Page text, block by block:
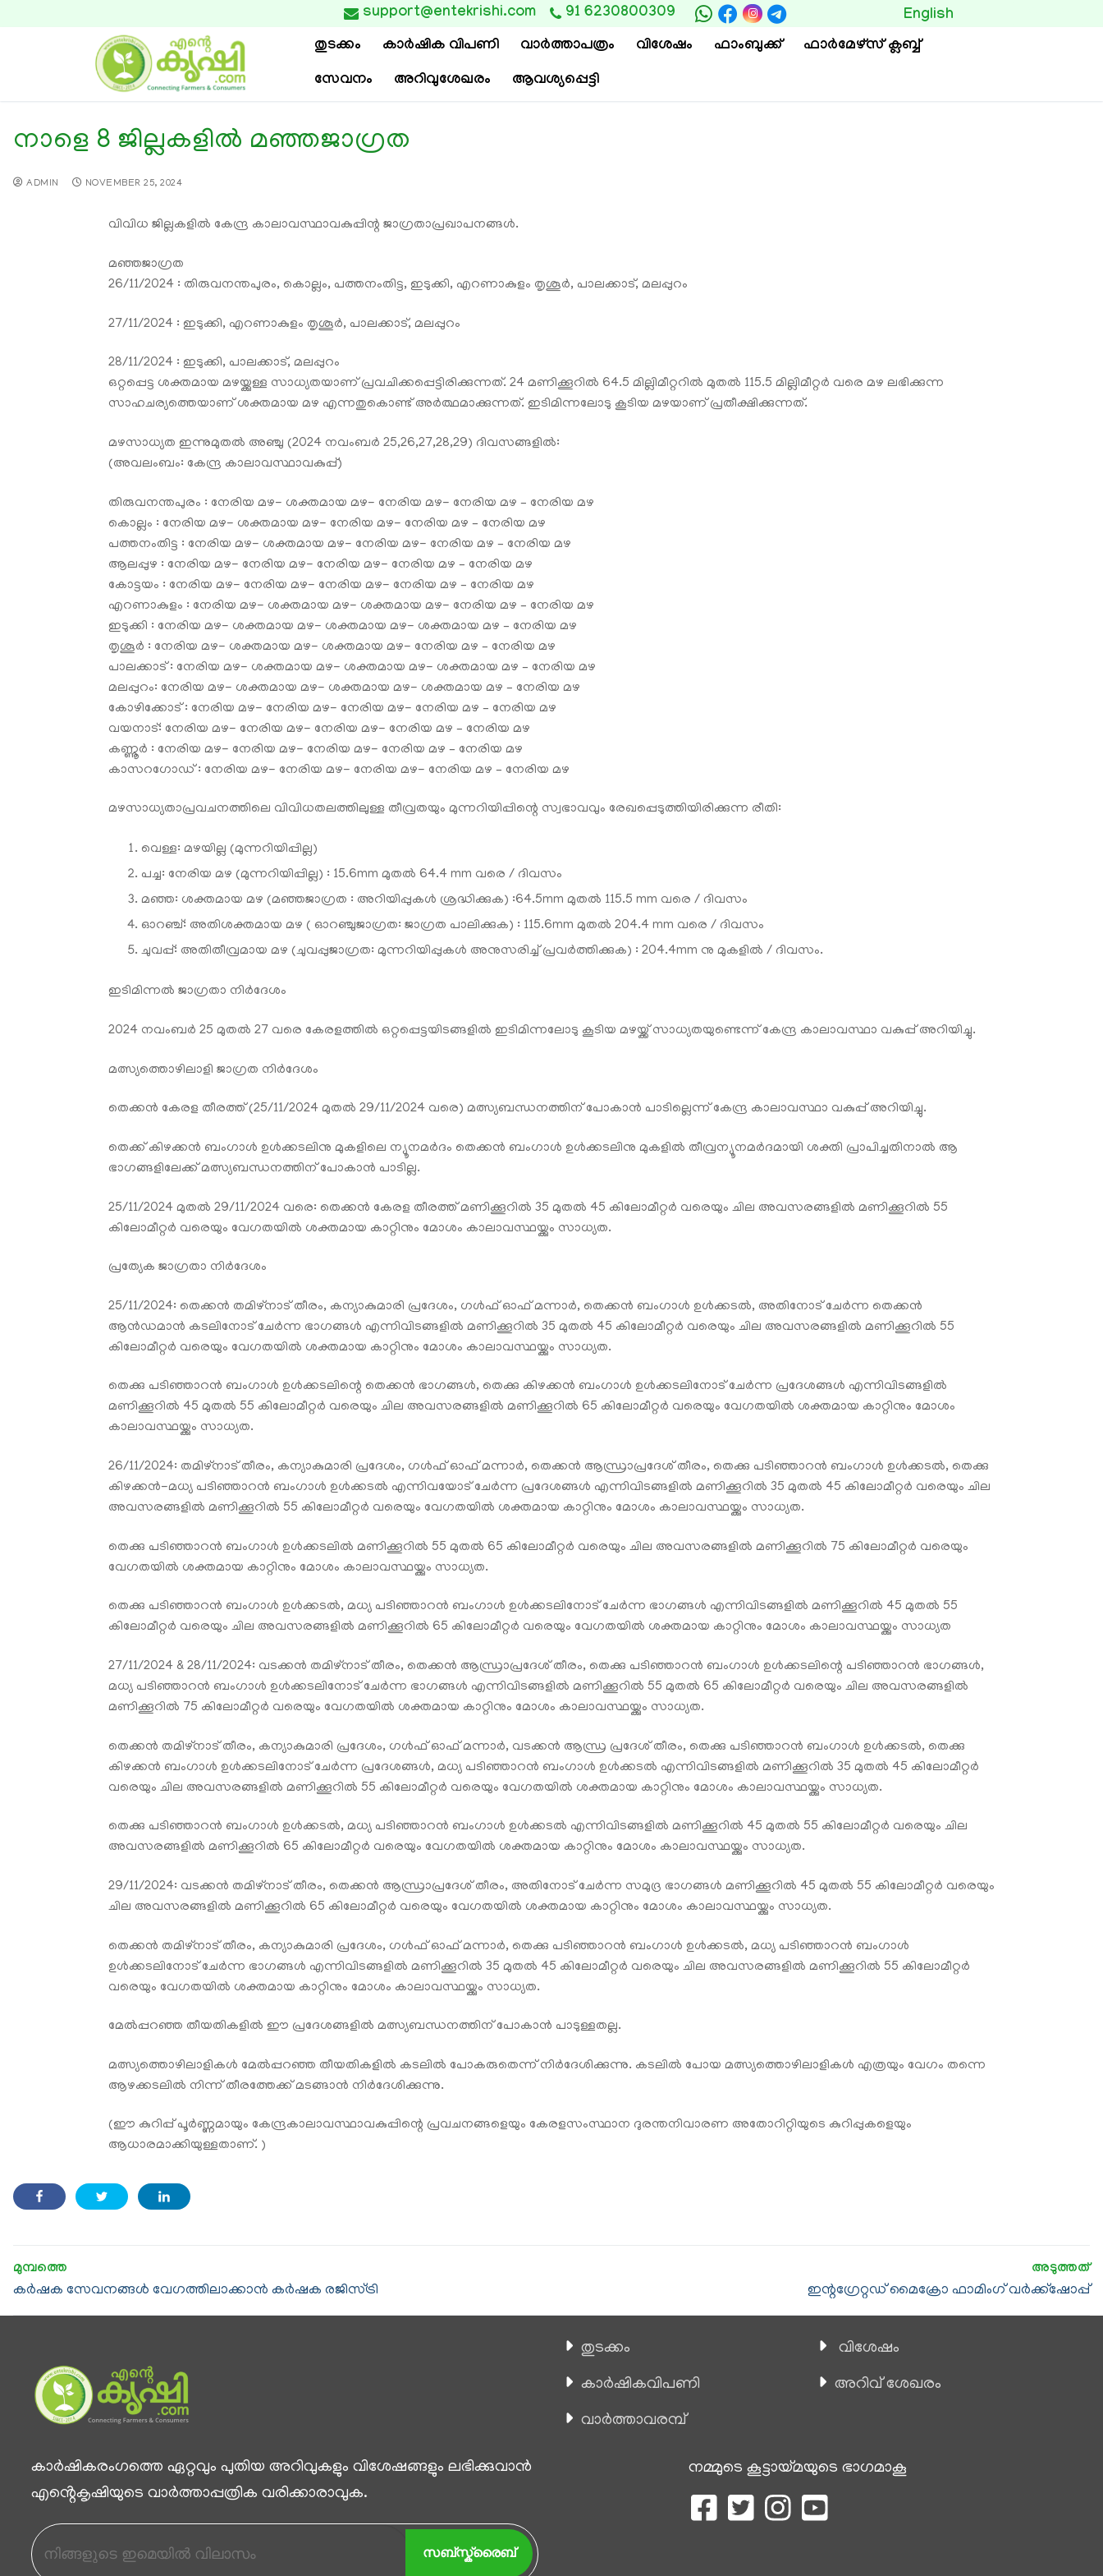
 support@entekrishi.com 91 6230800309
തുടക്കം കാര്‍ഷിക വിപണി വാ‍ർത്താപത്രം വിശേഷം ഫാംബുക്ക്
ഫാര്‍മേഴ്സ് ക്ലബ്ബ്
സേവനം
അറിവുശേഖരം ആവശ്യപ്പെട്ടി
English
നാളെ 8 ജില്ലകളിൽ മഞ്ഞജാഗ്രത
ADMIN NOVEMBER 25, 2024
വിവിധ ജില്ലകളിൽ കേന്ദ്ര കാലാവസ്ഥാവകുപ്പിന്റ ജാഗ്രതാപ്രഖാപനങ്ങള്‍.
മഞ്ഞജാഗ്രത
26/11/2024 : തിരുവനന്തപുരം, കൊല്ലം, പത്തനംതിട്ട, ഇടുക്കി, എറണാകുളം തൃശൂർ, പാലക്കാട്, മലപ്പുറം
27/11/2024 : ഇടുക്കി, എറണാകുളം തൃശൂർ, പാലക്കാട്, മലപ്പുറം
28/11/2024 : ഇടുക്കി, പാലക്കാട്, മലപ്പുറം
ഒറ്റപ്പെട്ട ശക്തമായ മഴയ്ക്കുള്ള സാധ്യതയാണ് പ്രവചിക്കപ്പെട്ടിരിക്കുന്നത്. 24 മണിക്കൂറിൽ 64.5 മില്ലിമീറ്ററിൽ മുതൽ 115.5 മില്ലിമീറ്റർ വരെ മഴ ലഭിക്കുന്ന
സാഹചര്യത്തെയാണ് ശക്തമായ മഴ എന്നതുകൊണ്ട് അർത്ഥമാക്കുന്നത്. ഇടിമിന്നലോടു കൂടിയ മഴയാണ് പ്രതീക്ഷിക്കുന്നത്.
മഴസാധ്യത ഇന്നുമുതല്‍ അഞ്ചു (2024 നവംബർ 25,26,27,28,29) ദിവസങ്ങളില്‍:
(അവലംബം: കേന്ദ്ര കാലാവസ്ഥാവകുപ്പ്)
തിരുവനന്തപുരം : നേരിയ മഴ- ശക്തമായ മഴ- നേരിയ മഴ- നേരിയ മഴ – നേരിയ മഴ
കൊല്ലം : നേരിയ മഴ- ശക്തമായ മഴ- നേരിയ മഴ- നേരിയ മഴ – നേരിയ മഴ
പത്തനംതിട്ട : നേരിയ മഴ- ശക്തമായ മഴ- നേരിയ മഴ- നേരിയ മഴ – നേരിയ മഴ
ആലപ്പുഴ : നേരിയ മഴ- നേരിയ മഴ- നേരിയ മഴ- നേരിയ മഴ – നേരിയ മഴ
കോട്ടയം : നേരിയ മഴ- നേരിയ മഴ- നേരിയ മഴ- നേരിയ മഴ – നേരിയ മഴ
എറണാകുളം : നേരിയ മഴ- ശക്തമായ മഴ- ശക്തമായ മഴ- നേരിയ മഴ – നേരിയ മഴ
ഇടുക്കി : നേരിയ മഴ- ശക്തമായ മഴ- ശക്തമായ മഴ- ശക്തമായ മഴ – നേരിയ മഴ
തൃശൂര്‍ : നേരിയ മഴ- ശക്തമായ മഴ- ശക്തമായ മഴ- നേരിയ മഴ – നേരിയ മഴ
പാലക്കാട് : നേരിയ മഴ- ശക്തമായ മഴ- ശക്തമായ മഴ- ശക്തമായ മഴ – നേരിയ മഴ
മലപ്പുറം: നേരിയ മഴ- ശക്തമായ മഴ- ശക്തമായ മഴ- ശക്തമായ മഴ – നേരിയ മഴ
കോഴിക്കോട് : നേരിയ മഴ- നേരിയ മഴ- നേരിയ മഴ- നേരിയ മഴ – നേരിയ മഴ
വയനാട്: നേരിയ മഴ- നേരിയ മഴ- നേരിയ മഴ- നേരിയ മഴ – നേരിയ മഴ
കണ്ണൂര്‍ : നേരിയ മഴ- നേരിയ മഴ- നേരിയ മഴ- നേരിയ മഴ – നേരിയ മഴ
കാസറഗോഡ് : നേരിയ മഴ- നേരിയ മഴ- നേരിയ മഴ- നേരിയ മഴ – നേരിയ മഴ
മഴസാധ്യതാപ്രവചനത്തിലെ വിവിധതലത്തിലുള്ള തീവ്രതയും മുന്നറിയിപ്പിന്റെ സ്വഭാവവും രേഖപ്പെടുത്തിയിരിക്കുന്ന രീതി:
വെള്ള: മഴയില്ല (മുന്നറിയിപ്പില്ല)
പച്ച: നേരിയ മഴ (മുന്നറിയിപ്പില്ല) : 15.6mm മുതല്‍ 64.4 mm വരെ / ദിവസം
മഞ്ഞ: ശക്തമായ മഴ (മഞ്ഞജാഗ്രത : അറിയിപ്പുകള്‍ ശ്രദ്ധിക്കുക) :64.5mm മുതല്‍ 115.5 mm വരെ / ദിവസം
ഓറഞ്ച്: അതിശക്തമായ മഴ ( ഓറഞ്ചുജാഗ്രത: ജാഗ്രത പാലിക്കുക) : 115.6mm മുതല്‍ 204.4 mm വരെ / ദിവസം
ചുവപ്പ്: അതിതീവ്രമായ മഴ (ചുവപ്പുജാഗ്രത: മുന്നറിയിപ്പുകള്‍ അനുസരിച്ച് പ്രവര്‍ത്തിക്കുക) : 204.4mm നു മുകളില്‍ / ദിവസം.
ഇടിമിന്നൽ ജാഗ്രതാ നിർദേശം
2024 നവംബർ 25 മുതൽ 27 വരെ കേരളത്തിൽ ഒറ്റപ്പെട്ടയിടങ്ങളിൽ ഇടിമിന്നലോടു കൂടിയ മഴയ്ക്ക് സാധ്യതയുണ്ടെന്ന് കേന്ദ്ര കാലാവസ്ഥാ വകുപ്പ് അറിയിച്ചു.
മത്സ്യത്തൊഴിലാളി ജാഗ്രത നിർദേശം
തെക്കൻ കേരള തീരത്ത് (25/11/2024 മുതൽ 29/11/2024 വരെ) മത്സ്യബന്ധനത്തിന് പോകാൻ പാടില്ലെന്ന് കേന്ദ്ര കാലാവസ്ഥാ വകുപ്പ് അറിയിച്ചു.
തെക്ക് കിഴക്കൻ ബംഗാൾ ഉൾക്കടലിനു മുകളിലെ ന്യൂനമർദം തെക്കൻ ബംഗാൾ ഉൾക്കടലിനു മുകളിൽ തീവ്രന്യൂനമർദമായി ശക്തി പ്രാപിച്ചതിനാൽ ആ
ഭാഗങ്ങളിലേക്ക് മത്സ്യബന്ധനത്തിന് പോകാൻ പാടില്ല.
25/11/2024 മുതൽ 29/11/2024 വരെ: തെക്കൻ കേരള തീരത്ത് മണിക്കൂറിൽ 35 മുതൽ 45 കിലോമീറ്റർ വരെയും ചില അവസരങ്ങളിൽ മണിക്കൂറിൽ 55
കിലോമീറ്റർ വരെയും വേഗതയിൽ ശക്തമായ കാറ്റിനും മോശം കാലാവസ്ഥയ്ക്കും സാധ്യത.
പ്രത്യേക ജാഗ്രതാ നിർദേശം
25/11/2024: തെക്കൻ തമിഴ്നാട് തീരം, കന്യാകുമാരി പ്രദേശം, ഗൾഫ് ഓഫ് മന്നാർ, തെക്കൻ ബംഗാൾ ഉൾക്കടൽ, അതിനോട് ചേർന്ന തെക്കൻ
ആൻഡമാൻ കടലിനോട് ചേർന്ന ഭാഗങ്ങൾ എന്നിവിടങ്ങളിൽ മണിക്കൂറിൽ 35 മുതൽ 45 കിലോമീറ്റർ വരെയും ചില അവസരങ്ങളിൽ മണിക്കൂറിൽ 55
കിലോമീറ്റർ വരെയും വേഗതയിൽ ശക്തമായ കാറ്റിനും മോശം കാലാവസ്ഥയ്ക്കും സാധ്യത.
തെക്കു പടിഞ്ഞാറൻ ബംഗാൾ ഉൾക്കടലിന്റെ തെക്കൻ ഭാഗങ്ങൾ, തെക്കു കിഴക്കൻ ബംഗാൾ ഉൾക്കടലിനോട് ചേർന്ന പ്രദേശങ്ങൾ എന്നിവിടങ്ങളിൽ
മണിക്കൂറിൽ 45 മുതൽ 55 കിലോമീറ്റർ വരെയും ചില അവസരങ്ങളിൽ മണിക്കൂറിൽ 65 കിലോമീറ്റർ വരെയും വേഗതയിൽ ശക്തമായ കാറ്റിനും മോശം
കാലാവസ്ഥയ്ക്കും സാധ്യത.
26/11/2024: തമിഴ്നാട് തീരം, കന്യാകുമാരി പ്രദേശം, ഗൾഫ് ഓഫ് മന്നാർ, തെക്കൻ ആന്ധ്രാപ്രദേശ് തീരം, തെക്കു പടിഞ്ഞാറൻ ബംഗാൾ ഉൾക്കടൽ, തെക്കു
കിഴക്കൻ-മധ്യ പടിഞ്ഞാറൻ ബംഗാൾ ഉൾക്കടൽ എന്നിവയോട് ചേർന്ന പ്രദേശങ്ങൾ എന്നിവിടങ്ങളിൽ മണിക്കൂറിൽ 35 മുതൽ 45 കിലോമീറ്റർ വരെയും ചില
അവസരങ്ങളിൽ മണിക്കൂറിൽ 55 കിലോമീറ്റർ വരെയും വേഗതയിൽ ശക്തമായ കാറ്റിനും മോശം കാലാവസ്ഥയ്ക്കും സാധ്യത.
തെക്കു പടിഞ്ഞാറൻ ബംഗാൾ ഉൾക്കടലിൽ മണിക്കൂറിൽ 55 മുതൽ 65 കിലോമീറ്റർ വരെയും ചില അവസരങ്ങളിൽ മണിക്കൂറിൽ 75 കിലോമീറ്റർ വരെയും
വേഗതയിൽ ശക്തമായ കാറ്റിനും മോശം കാലാവസ്ഥയ്ക്കും സാധ്യത.
തെക്കു പടിഞ്ഞാറൻ ബംഗാൾ ഉൾക്കടൽ, മധ്യ പടിഞ്ഞാറൻ ബംഗാൾ ഉൾക്കടലിനോട് ചേർന്ന ഭാഗങ്ങൾ എന്നിവിടങ്ങളിൽ മണിക്കൂറിൽ 45 മുതൽ 55
കിലോമീറ്റർ വരെയും ചില അവസരങ്ങളിൽ മണിക്കൂറിൽ 65 കിലോമീറ്റർ വരെയും വേഗതയിൽ ശക്തമായ കാറ്റിനും മോശം കാലാവസ്ഥയ്ക്കും സാധ്യത
27/11/2024 & 28/11/2024: വടക്കൻ തമിഴ്നാട് തീരം, തെക്കൻ ആന്ധ്രാപ്രദേശ് തീരം, തെക്കു പടിഞ്ഞാറൻ ബംഗാൾ ഉൾക്കടലിന്റെ പടിഞ്ഞാറൻ ഭാഗങ്ങൾ,
മധ്യ പടിഞ്ഞാറൻ ബംഗാൾ ഉൾക്കടലിനോട് ചേർന്ന ഭാഗങ്ങൾ എന്നിവിടങ്ങളിൽ മണിക്കൂറിൽ 55 മുതൽ 65 കിലോമീറ്റർ വരെയും ചില അവസരങ്ങളിൽ
മണിക്കൂറിൽ 75 കിലോമീറ്റർ വരെയും വേഗതയിൽ ശക്തമായ കാറ്റിനും മോശം കാലാവസ്ഥയ്ക്കും സാധ്യത.
തെക്കൻ തമിഴ്നാട് തീരം, കന്യാകുമാരി പ്രദേശം, ഗൾഫ് ഓഫ് മന്നാർ, വടക്കൻ ആന്ധ്ര പ്രദേശ് തീരം, തെക്കു പടിഞ്ഞാറൻ ബംഗാൾ ഉൾക്കടൽ, തെക്കു
കിഴക്കൻ ബംഗാൾ ഉൾക്കടലിനോട് ചേർന്ന പ്രദേശങ്ങൾ, മധ്യ പടിഞ്ഞാറൻ ബംഗാൾ ഉൾക്കടൽ എന്നിവിടങ്ങളിൽ മണിക്കൂറിൽ 35 മുതൽ 45 കിലോമീറ്റർ
വരെയും ചില അവസരങ്ങളിൽ മണിക്കൂറിൽ 55 കിലോമീറ്റർ വരെയും വേഗതയിൽ ശക്തമായ കാറ്റിനും മോശം കാലാവസ്ഥയ്ക്കും സാധ്യത.
തെക്കു പടിഞ്ഞാറൻ ബംഗാൾ ഉൾക്കടൽ, മധ്യ പടിഞ്ഞാറൻ ബംഗാൾ ഉൾക്കടൽ എന്നിവിടങ്ങളിൽ മണിക്കൂറിൽ 45 മുതൽ 55 കിലോമീറ്റർ വരെയും ചില
അവസരങ്ങളിൽ മണിക്കൂറിൽ 65 കിലോമീറ്റർ വരെയും വേഗതയിൽ ശക്തമായ കാറ്റിനും മോശം കാലാവസ്ഥയ്ക്കും സാധ്യത.
29/11/2024: വടക്കൻ തമിഴ്നാട് തീരം, തെക്കൻ ആന്ധ്രാപ്രദേശ് തീരം, അതിനോട് ചേർന്ന സമുദ്ര ഭാഗങ്ങൾ മണിക്കൂറിൽ 45 മുതൽ 55 കിലോമീറ്റർ വരെയും
ചില അവസരങ്ങളിൽ മണിക്കൂറിൽ 65 കിലോമീറ്റർ വരെയും വേഗതയിൽ ശക്തമായ കാറ്റിനും മോശം കാലാവസ്ഥയ്ക്കും സാധ്യത.
തെക്കൻ തമിഴ്നാട് തീരം, കന്യാകുമാരി പ്രദേശം, ഗൾഫ് ഓഫ് മന്നാർ, തെക്കു പടിഞ്ഞാറൻ ബംഗാൾ ഉൾക്കടൽ, മധ്യ പടിഞ്ഞാറൻ ബംഗാൾ
ഉൾക്കടലിനോട് ചേർന്ന ഭാഗങ്ങൾ എന്നിവിടങ്ങളിൽ മണിക്കൂറിൽ 35 മുതൽ 45 കിലോമീറ്റർ വരെയും ചില അവസരങ്ങളിൽ മണിക്കൂറിൽ 55 കിലോമീറ്റർ
വരെയും വേഗതയിൽ ശക്തമായ കാറ്റിനും മോശം കാലാവസ്ഥയ്ക്കും സാധ്യത.
മേൽപ്പറഞ്ഞ തീയതികളിൽ ഈ പ്രദേശങ്ങളിൽ മത്സ്യബന്ധനത്തിന് പോകാൻ പാടുള്ളതല്ല.
മത്സ്യത്തൊഴിലാളികൾ മേൽപ്പറഞ്ഞ തീയതികളിൽ കടലിൽ പോകരുതെന്ന് നിർദേശിക്കുന്നു. കടലിൽ പോയ മത്സ്യത്തൊഴിലാളികൾ എത്രയും വേഗം തന്നെ
ആഴക്കടലിൽ നിന്ന് തീരത്തേക്ക് മടങ്ങാൻ നിർദേശിക്കുന്നു.
(ഈ കുറിപ്പ് പൂര്‍ണ്ണമായും കേന്ദ്രകാലാവസ്ഥാവകുപ്പിന്റെ പ്രവചനങ്ങളെയും കേരളസംസ്ഥാന ദുരന്തനിവാരണ അതോറിറ്റിയുടെ കുറിപ്പുകളെയും
ആധാരമാക്കിയുള്ളതാണ്. )
കര്‍ഷക സേവനങ്ങള്‍ വേഗത്തിലാക്കാന്‍ കര്‍ഷക രജിസ്ട്രി ഇന്റഗ്രേറ്റഡ് മൈക്രോ ഫാമിംഗ് വർക്ക്ഷോപ്പ്
കാര്‍ഷികരംഗത്തെ ഏറ്റവും പുതിയ അറിവുകളും വിശേഷങ്ങളും ലഭിക്കുവാന്‍
എൻ്റെകൃഷിയുടെ വാര്‍ത്താപ്പത്രിക വരിക്കാരാവുക.
സബ്സ്ക്രൈബ്
തുടക്കം
കാ‍ർഷികവിപണി
വാര്‍ത്താവരമ്പ്
വിശേഷം
അറിവ് ശേഖരം
നമ്മുടെ കൂട്ടായ്മയുടെ ഭാഗമാകൂ